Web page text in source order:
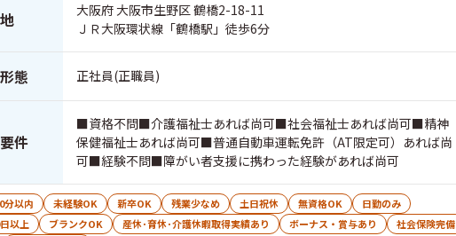
大阪府 大阪市生野区 鶴橋2-18-11
ＪＲ大阪環状線「鶴橋駅」徒歩6分
態 正社員(正職員)
件
■資格不問■介護福祉士あれば尚可■社会福祉士あれば尚可■精神
保健福祉士あれば尚可■普通自動車運転免許（AT限定可）あれば尚
可■経験不問■障がい者支援に携わった経験があれば尚可
分以内 未経験OK 新卒OK 残業少なめ 土日祝休 無資格OK
日勤のみ
以上
ブランクOK 産休･育休･介護休暇取得実績あり ボーナス・賞与あり
社会保険完備